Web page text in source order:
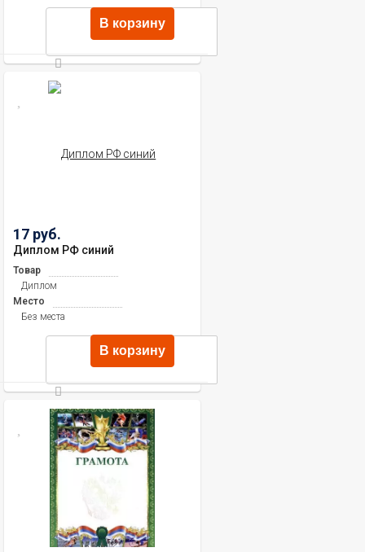
В корзину
17 руб.
Диплом РФ синий
Товар
Диплом
Место
Без места
В корзину